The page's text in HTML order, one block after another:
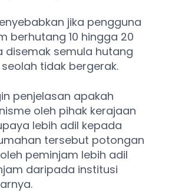
jika pengguna
berhutang 10 hingga 20
disemak semula hutang
seolah tidak bergerak.
penjelasan apakah
oleh pihak kerajaan
lebih adil kepada
tersebut potongan
peminjam lebih adil
daripada institusi